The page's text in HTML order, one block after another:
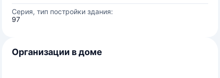
Серия, тип постройки здания:
97
Организации в доме